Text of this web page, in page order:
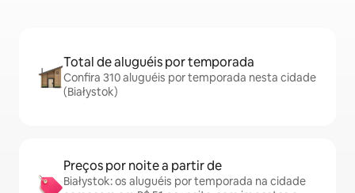
Total de aluguéis por temporada
Confira 310 aluguéis por temporada nesta cidade
(Białystok)
Preços por noite a partir de
Białystok: os aluguéis por temporada na cidade